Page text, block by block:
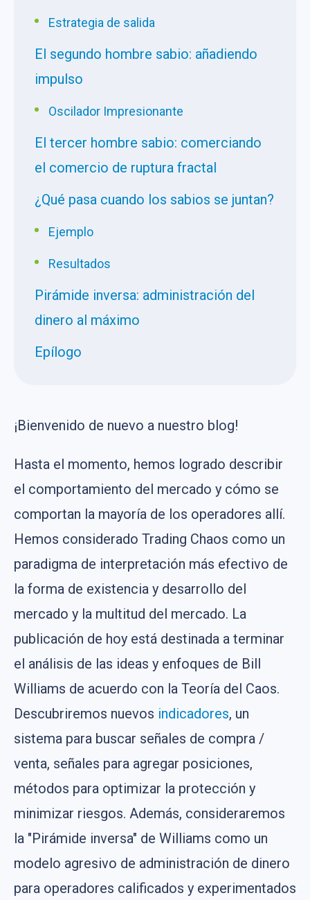
Estrategia de salida
El segundo hombre sabio: añadiendo
impulso
Oscilador Impresionante
El tercer hombre sabio: comerciando
el comercio de ruptura fractal
¿Qué pasa cuando los sabios se juntan?
Ejemplo
Resultados
Pirámide inversa: administración del
dinero al máximo
Epílogo
¡Bienvenido de nuevo a nuestro blog!
Hasta el momento, hemos logrado describir
el comportamiento del mercado y cómo se
comportan la mayoría de los operadores allí.
Hemos considerado Trading Chaos como un
paradigma de interpretación más efectivo de
la forma de existencia y desarrollo del
mercado y la multitud del mercado. La
publicación de hoy está destinada a terminar
el análisis de las ideas y enfoques de Bill
Williams de acuerdo con la Teoría del Caos.
Descubriremos nuevos indicadores, un
sistema para buscar señales de compra /
venta, señales para agregar posiciones,
métodos para optimizar la protección y
minimizar riesgos. Además, consideraremos
la "Pirámide inversa" de Williams como un
modelo agresivo de administración de dinero
para operadores calificados y experimentados